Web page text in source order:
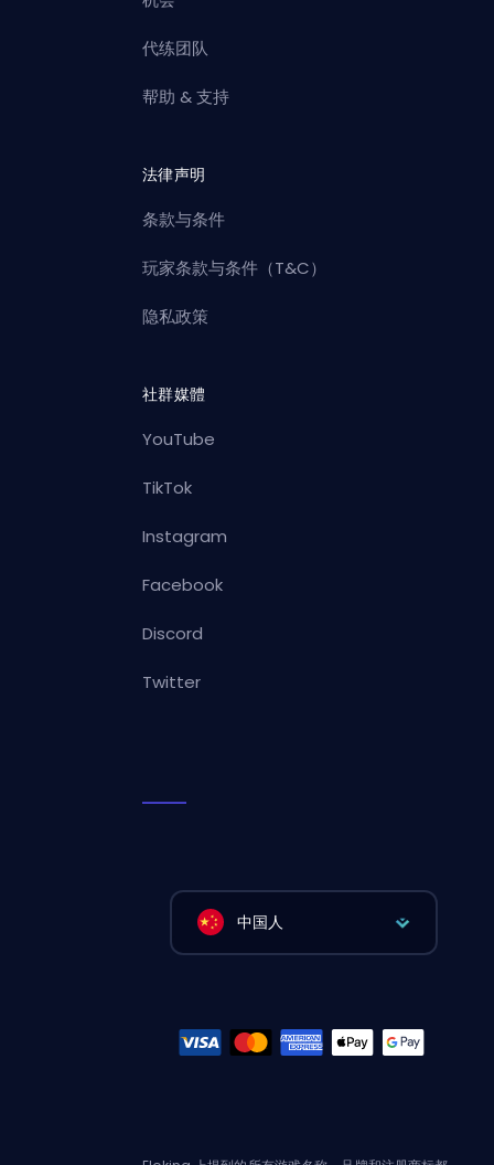
代练团队
帮助 & 支持
法律声明
条款与条件
玩家条款与条件（T&C）
隐私政策
社群媒體
YouTube
TikTok
Instagram
Facebook
Discord
Twitter
中国人